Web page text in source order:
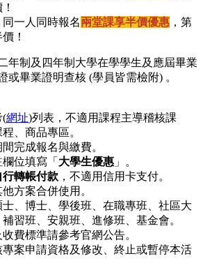
一人同時報名兩堂課享半價優惠 ，第
！
年制及四年制大學在學學生及應屆畢業
或畢業證明查核 (學員皆需檢附) 。
(網址)列表，不適用課程主導稽核課
、商品專區。
完成報名與繳費。
位填寫「 大學生優惠 」。
行轉帳付款 ，不適用信用卡支付。
方案合併使用。
、博士、學後班、在職專班、社區大
習班、安親班、進修班、基金會。
費標準請參考官網公告。
案申請資格及修改、終止或暫停本活